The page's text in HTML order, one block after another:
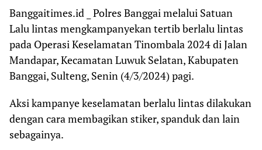
Banggaitimes.id _ Polres Banggai melalui Satuan
Lalu lintas mengkampanyekan tertib berlalu lintas
pada Operasi Keselamatan Tinombala 2024 di Jalan
Mandapar, Kecamatan Luwuk Selatan, Kabupaten
Banggai, Sulteng, Senin (4/3/2024) pagi.
Aksi kampanye keselamatan berlalu lintas dilakukan
dengan cara membagikan stiker, spanduk dan lain
sebagainya.